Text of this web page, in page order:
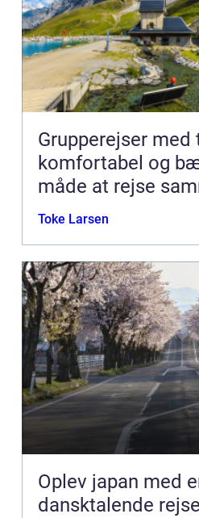
Grupperejser med
komfortabel og
måde at rejse
Toke Larsen
Oplev japan med
dansktalende